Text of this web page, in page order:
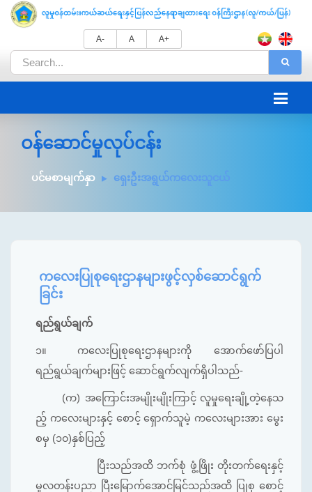
A- A A+
ဝန်ဆောင်မှုလုပ်ငန်း
ပင်မစာမျက်နှာ ရှေးဦးအရွယ်ကလေးသူငယ်
ကလေးပြုစုရေးဌာနများဖွင့်လှစ်ဆောင်ရွက်
ခြင်း
ရည်ရွယ်ချက်
၁။
ကလေးပြုစုရေးဌာနများကို အောက်ဖော်ပြပါ
ရည်ရွယ်ချက်များဖြင့် ဆောင်ရွက်လျက်ရှိပါသည်-
(က) အကြောင်းအမျိုးမျိုး‌ကြာင့် လူမှုရေးချို့တဲ့နေသ
ည့် ကလေးများနှင့် စောင့် ရှောက်သူမဲ့ ကလေးများအား မွေး
စမှ (၁၀)နှစ်ပြည့်
ပြီးသည်အထိ ဘက်စုံ ဖွံ့ဖြိုး တိုးတက်ရေးနှင့်
မူလတန်းပညာ ပြီးမြောက်အောင်မြင်သည်အထိ ပြုစု စောင့်